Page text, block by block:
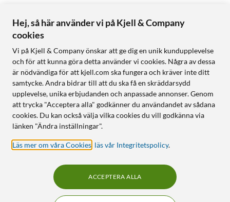
Hej, så här använder vi på Kjell & Company
cookies
Vi på Kjell & Company önskar att ge dig en unik kundupplevelse
och för att kunna göra detta använder vi cookies. Några av dessa
är nödvändiga för att kjell.com ska fungera och kräver inte ditt
samtycke. Andra bidrar till att du ska få en skräddarsydd
upplevelse, unika erbjudanden och anpassade annonser. Genom
att trycka "Acceptera alla" godkänner du användandet av sådana
cookies. Du kan också välja vilka cookies du vill godkänna via
länken "Ändra inställningar".
Läs mer om våra Cookies läs vår Integritetspolicy.
ACCEPTERA ALLA